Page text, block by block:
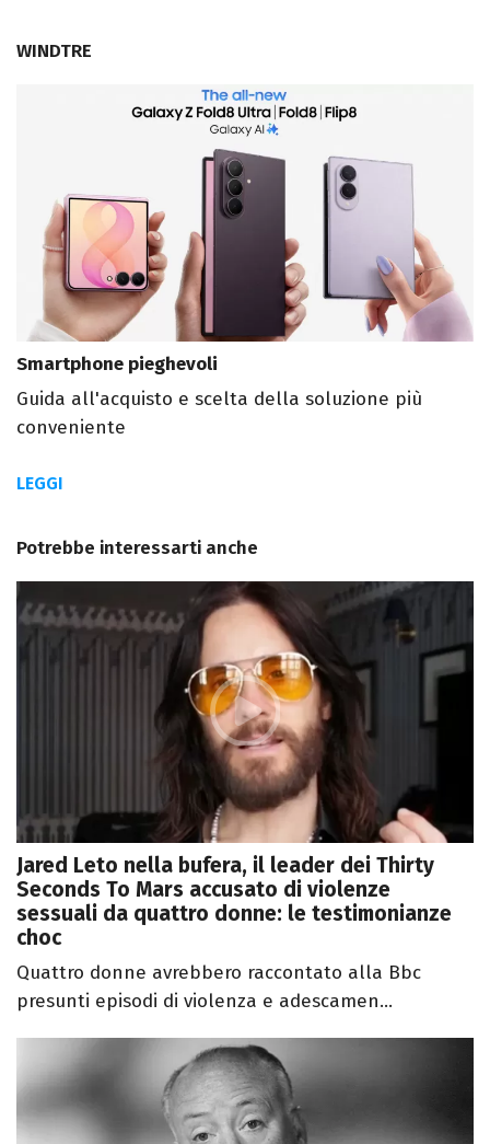
WINDTRE
Smartphone pieghevoli
Guida all'acquisto e scelta della soluzione più
conveniente
LEGGI
Potrebbe interessarti anche
Jared Leto nella bufera, il leader dei Thirty
Seconds To Mars accusato di violenze
sessuali da quattro donne: le testimonianze
choc
Quattro donne avrebbero raccontato alla Bbc
presunti episodi di violenza e adescamen...